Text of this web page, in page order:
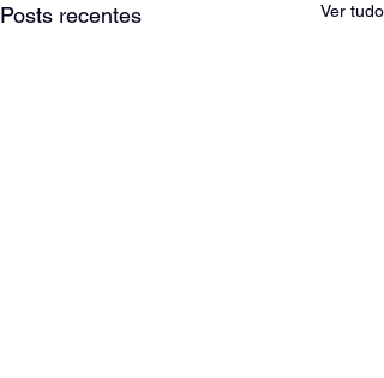
Posts recentes Ver tudo